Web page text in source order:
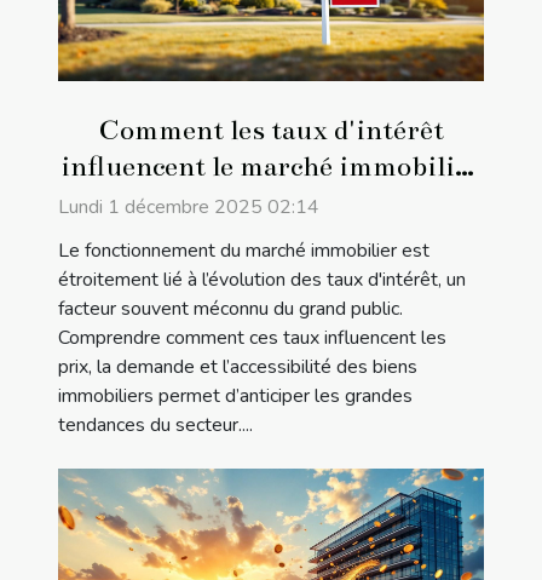
Comment les taux d'intérêt
influencent le marché immobilier
?
Lundi 1 décembre 2025 02:14
Le fonctionnement du marché immobilier est
étroitement lié à l’évolution des taux d'intérêt, un
facteur souvent méconnu du grand public.
Comprendre comment ces taux influencent les
prix, la demande et l’accessibilité des biens
immobiliers permet d’anticiper les grandes
tendances du secteur....